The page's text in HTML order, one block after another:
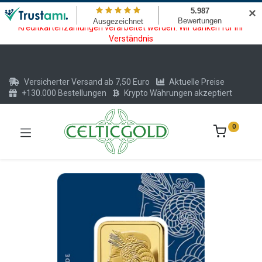
Wartungsarbeiten am Kreditkarten und Krypto Bezahlmodul. In der
Zeit vom 20.07. - 09.08.2026 können keine Krypto oder
Kreditkartenzahlungen verarbeitet werden. Wir danken für Ihr
Verständnis
Versicherter Versand ab 7,50 Euro
Aktuelle Preise
+130.000 Bestellungen
Krypto Währungen akzeptiert
0
✕